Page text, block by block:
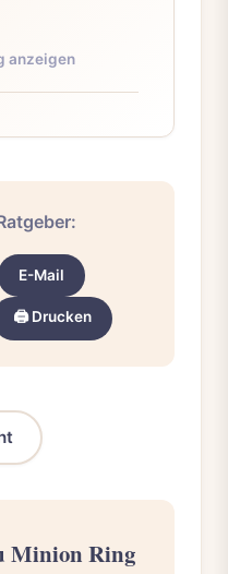
anzeigen
E-Mail
🖨️ Drucken
Minion Ring